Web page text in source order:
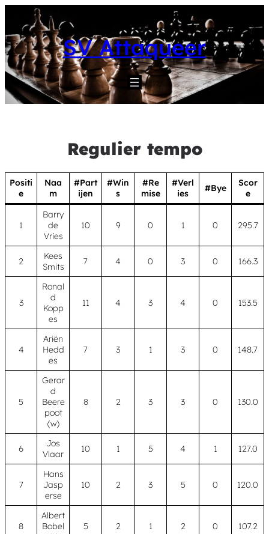
content
SV Attaqueer
Regulier tempo
Positi
e
Naa
m
#Part
ijen
#Win
s
#Re
mise
#Verl
ies
#Bye
Scor
e
1
Barry
de
Vries
10 9 0 1 0 295.7
2
Kees
Smits
7 4 0 3 0 166.3
3
Ronal
d
Kopp
es
11 4 3 4 0 153.5
4
Ariën
Hedd
es
7 3 1 3 0 148.7
5
Gerar
d
Beere
poot
(w)
8 2 3 3 0 130.0
6
Jos
Vlaar
10 1 5 4 1 127.0
7
Hans
Jasp
erse
10 2 3 5 0 120.0
8
Albert
Bobel
5 2 1 2 0 107.2